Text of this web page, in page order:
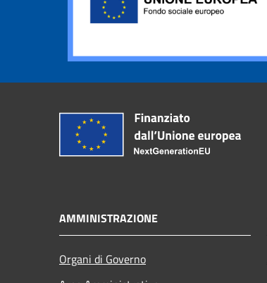
AMMINISTRAZIONE
Organi di Governo